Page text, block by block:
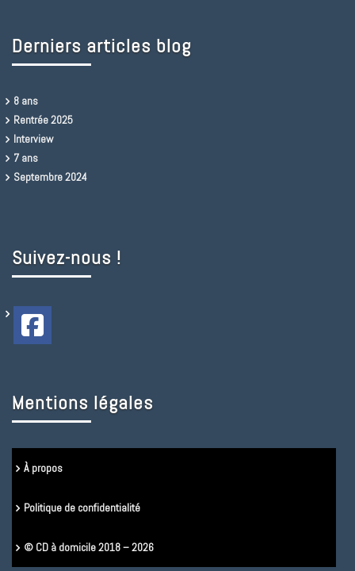
Derniers articles blog
8 ans
Rentrée 2025
Interview
7 ans
Septembre 2024
Suivez-nous !
Mentions légales
À propos
Politique de confidentialité
© CD à domicile 2018 – 2026